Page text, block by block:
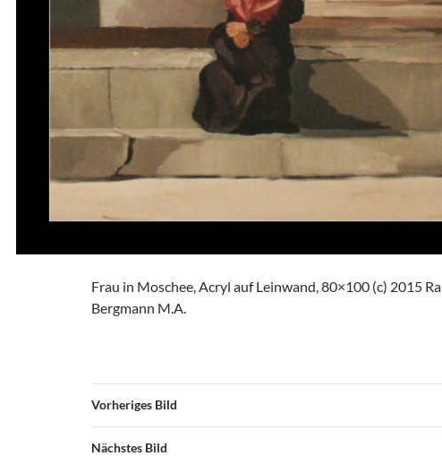
Frau in Moschee, Acryl auf Leinwand, 80×100 (c) 2015
Bergmann M.A.
Vorheriges Bild
Nächstes Bild